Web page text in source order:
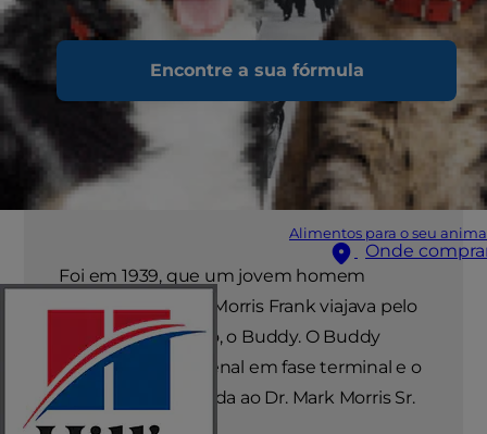
Encontre a sua fórmula
Alimentos para o seu
Onde
Foi em 1939, que um jovem homem
invisual chamado Morris Frank viajava pelo
país com o seu cão, o Buddy. O Buddy
sofria de doença renal em fase terminal e o
Sr. Frank pediu ajuda ao Dr. Mark Morris Sr.